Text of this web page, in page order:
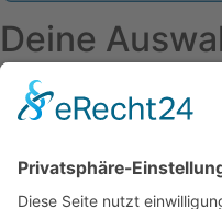
Deine
Startseite
Aktuelles Blog
Ausgaben online
Über uns